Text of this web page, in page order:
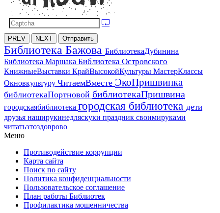
PREV NEXT Отправить
Библиотека Бажова БиблиотекаДубинина
Библиотека Маршака Библиотека Островского
КнижныеВыставки КрайВысокойКультуры МастерКлассы
Окновкультуру ЧитаемВместе ЭкоПришвинка
библиотекаПортновой библиотекаПришвина
городскаябиблиотека городская библиотека дети
друзья наширукинедляскуки праздник своимируками
читатьэтоздоврово
Меню
Противодействие коррупции
Карта сайта
Поиск по сайту
Политика конфиденциальности
Пользовательское соглашение
План работы Библиотек
Профилактика мошенничества